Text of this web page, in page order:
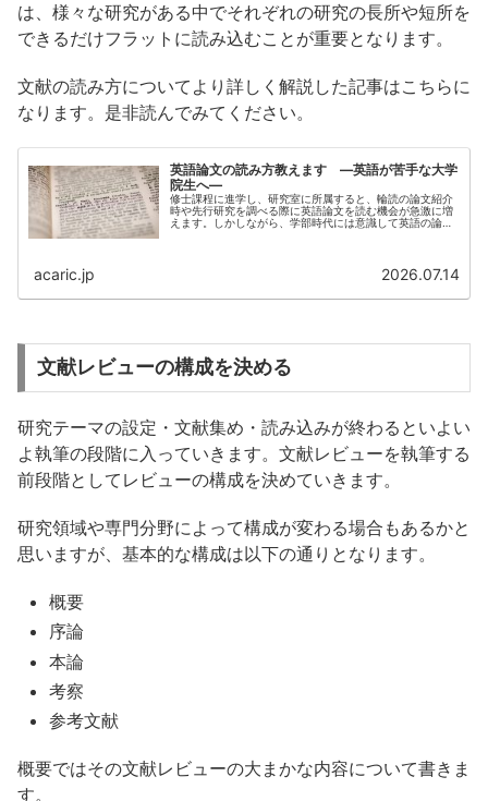
は、様々な研究がある中でそれぞれの研究の長所や短所を
できるだけフラットに読み込むことが重要となります。
文献の読み方についてより詳しく解説した記事はこちらに
なります。是非読んでみてください。
英語論文の読み方教えます ―英語が苦手な大学
院生へ―
修士課程に進学し、研究室に所属すると、輪読の論文紹介
時や先行研究を調べる際に英語論文を読む機会が急激に増
えます。しかしながら、学部時代には意識して英語の論文
acaric.jp 2026.07.14
文献レビューの構成を決める
研究テーマの設定・文献集め・読み込みが終わるといよい
よ執筆の段階に入っていきます。文献レビューを執筆する
前段階としてレビューの構成を決めていきます。
研究領域や専門分野によって構成が変わる場合もあるかと
思いますが、基本的な構成は以下の通りとなります。
概要
序論
本論
考察
参考文献
概要ではその文献レビューの大まかな内容について書きま
す。